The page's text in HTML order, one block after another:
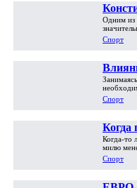
Одним из
Спорт
Спорт
Когда
Когда-то
милю
Спорт